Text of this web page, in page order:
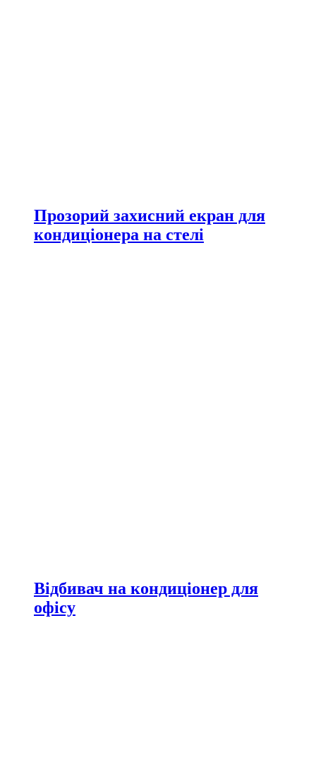
Прозорий захисний екран для
кондиціонера на стелі
Відбивач на кондиціонер для
офісу